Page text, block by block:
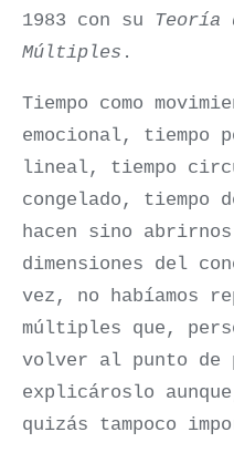
1983 con su Teoría
Múltiples .
Tiempo como
emocional, tiempo
lineal, tiempo
congelado, tiempo
hacen sino
dimensiones del
vez, no habíamos
múltiples que,
volver al punto de
explicároslo
quizás tampoco